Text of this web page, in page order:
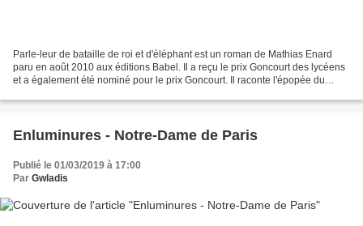
Parle-leur de bataille de roi et d'éléphant est un roman de Mathias Enard
paru en août 2010 aux éditions Babel. Il a reçu le prix Goncourt des lycéens
et a également été nominé pour le prix Goncourt. Il raconte l'épopée du
Enluminures - Notre-Dame de Paris
Publié le 01/03/2019 à 17:00
Par Gwladis